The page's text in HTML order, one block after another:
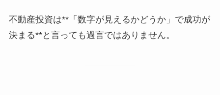
不動産投資は**「数字が見えるかどうか」で成功が
決まる**と言っても過言ではありません。